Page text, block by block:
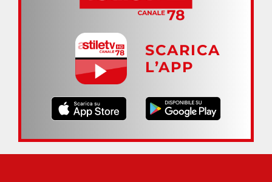
SCARICA
L’APP